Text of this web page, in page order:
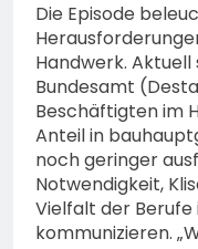
Die Episode
Handwerk.
Bundesamt
Beschäftigten im
Anteil in
noch geringer
Notwendigkeit,
Vielfalt der
kommunizieren.